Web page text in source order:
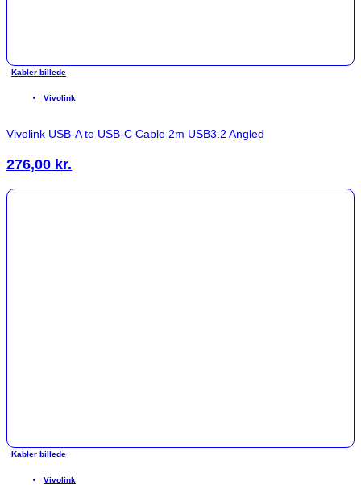
Kabler billede
Vivolink
Vivolink USB-A to USB-C Cable 2m USB3.2 Angled
276,00 kr.
Kabler billede
Vivolink